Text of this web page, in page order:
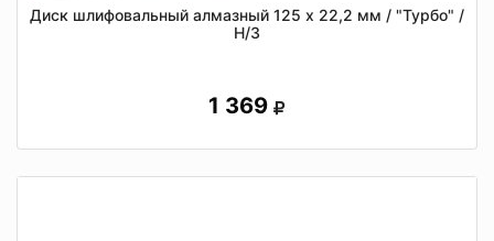
Диск шлифовальный алмазный 125 х 22,2 мм / "Турбо" /
Н/З
1 369